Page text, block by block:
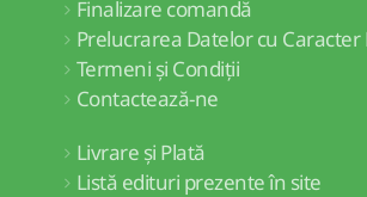
Finalizare comandă
Prelucrarea Datelor cu Caracter
Termeni și Condiții
Contactează-ne
Livrare și Plată
Listă edituri prezente în site